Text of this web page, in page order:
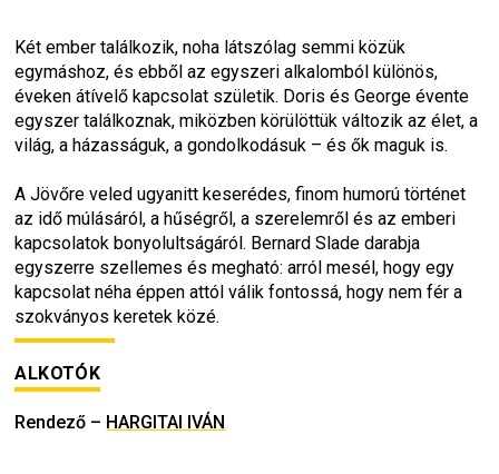
Két ember találkozik, noha látszólag semmi közük
egymáshoz, és ebből az egyszeri alkalomból különös,
éveken átívelő kapcsolat születik. Doris és George évente
egyszer találkoznak, miközben körülöttük változik az élet, a
világ, a házasságuk, a gondolkodásuk – és ők maguk is.
A Jövőre veled ugyanitt keserédes, finom humorú történet
az idő múlásáról, a hűségről, a szerelemről és az emberi
kapcsolatok bonyolultságáról. Bernard Slade darabja
egyszerre szellemes és megható: arról mesél, hogy egy
kapcsolat néha éppen attól válik fontossá, hogy nem fér a
szokványos keretek közé.
ALKOTÓK
Rendező – HARGITAI IVÁN